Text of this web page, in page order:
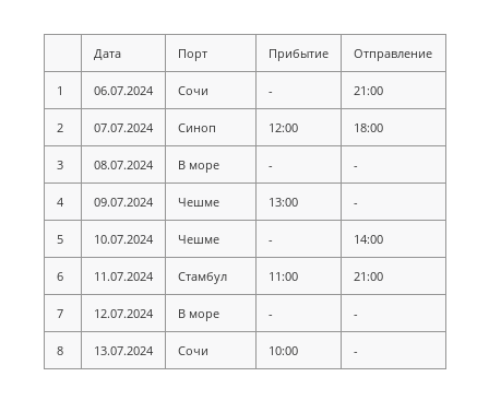
Дата Порт Прибытие Отправление
1 06.07.2024 Сочи - 21:00
2 07.07.2024 Синоп 12:00 18:00
3 08.07.2024 В море - -
4 09.07.2024 Чешме 13:00 -
5 10.07.2024 Чешме - 14:00
6 11.07.2024 Стамбул 11:00 21:00
7 12.07.2024 В море - -
8 13.07.2024 Сочи 10:00 -